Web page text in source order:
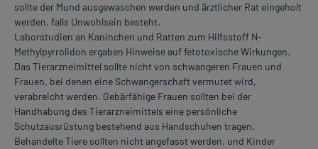
sollte der Mund ausgewaschen werden und ärztlicher Rat eingeholt
werden, falls Unwohlsein besteht.
Laborstudien an Kaninchen und Ratten zum Hilfsstoff N-
Methylpyrrolidon ergaben Hinweise auf fetotoxische Wirkungen.
Das Tierarzneimittel sollte nicht von schwangeren Frauen und
Frauen, bei denen eine Schwangerschaft vermutet wird,
verabreicht werden. Gebärfähige Frauen sollten bei der
Handhabung des Tierarzneimittels eine persönliche
Schutzausrüstung bestehend aus Handschuhen tragen.
Behandelte Tiere sollten nicht angefasst werden, und Kinder